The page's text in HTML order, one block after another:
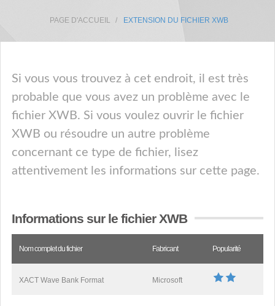
PAGE D'ACCUEIL EXTENSION DU FICHIER XWB
Si vous vous trouvez à cet endroit, il est très
probable que vous avez un problème avec le
fichier XWB. Si vous voulez ouvrir le fichier
XWB ou résoudre un autre problème
concernant ce type de fichier, lisez
attentivement les informations sur cette page.
Informations sur le fichier XWB
Nom complet du fichier Fabricant Popularité
XACT Wave Bank Format Microsoft